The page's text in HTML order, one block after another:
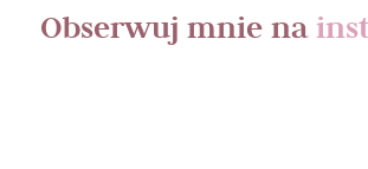
Obserwuj mnie na